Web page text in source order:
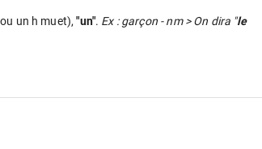
un h muet),"un". Ex : garçon - nm > On dira "le